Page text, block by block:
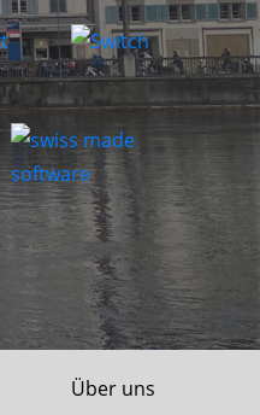
Über uns